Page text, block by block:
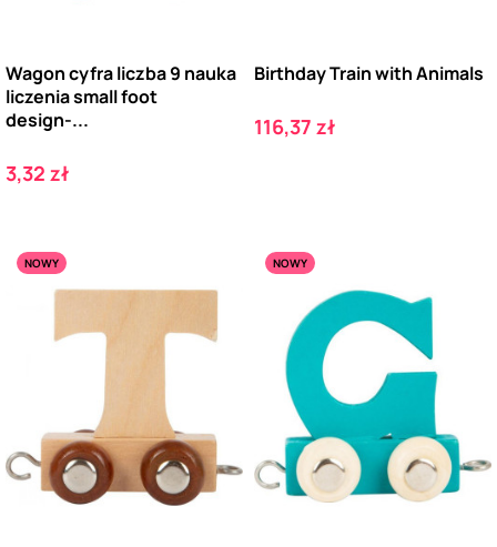
Wagon cyfra liczba 9 nauka
liczenia small foot
design-...
Cena
3,32 zł
Birthday Train with Animals
Cena
116,37 zł
NOWY NOWY